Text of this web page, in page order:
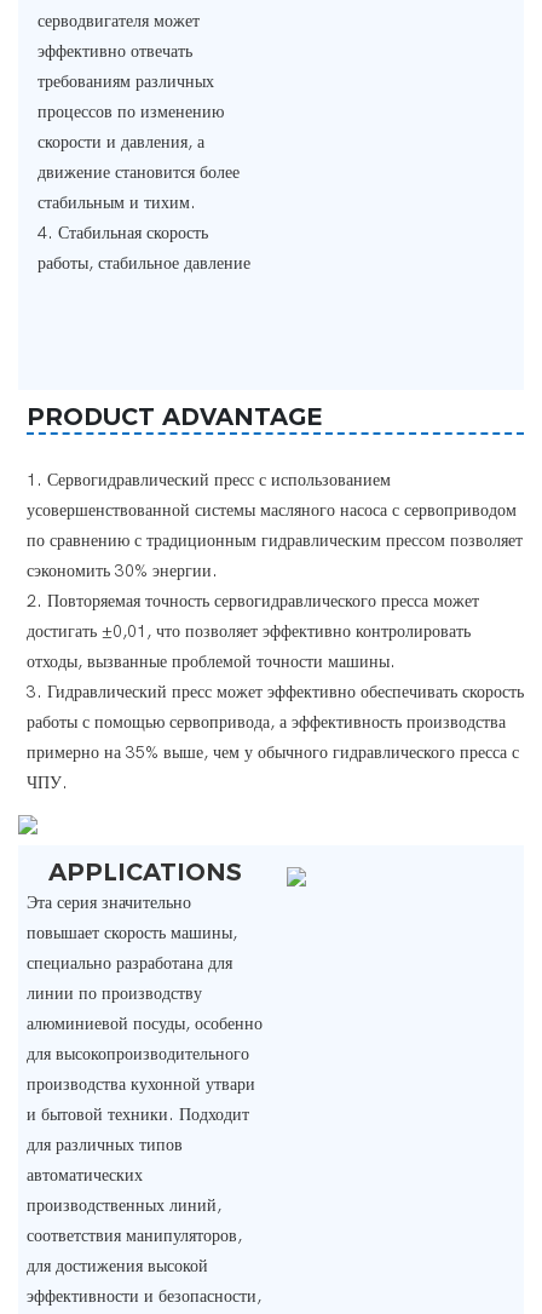
серводвигателя может
эффективно отвечать
требованиям различных
процессов по изменению
скорости и давления, а
движение становится более
стабильным и тихим.
4. Стабильная скорость
работы, стабильное давление
PRODUCT ADVANTAGE
1. Сервогидравлический пресс с использованием
усовершенствованной системы масляного насоса с сервоприводом
по сравнению с традиционным гидравлическим прессом позволяет
сэкономить 30% энергии.
2. Повторяемая точность сервогидравлического пресса может
достигать ±0,01, что позволяет эффективно контролировать
отходы, вызванные проблемой точности машины.
3. Гидравлический пресс может эффективно обеспечивать скорость
работы с помощью сервопривода, а эффективность производства
примерно на 35% выше, чем у обычного гидравлического пресса с
ЧПУ.
APPLICATIONS
Эта серия значительно
повышает скорость машины,
специально разработана для
линии по производству
алюминиевой посуды, особенно
для высокопроизводительного
производства кухонной утвари
и бытовой техники. Подходит
для различных типов
автоматических
производственных линий,
соответствия манипуляторов,
для достижения высокой
эффективности и безопасности,